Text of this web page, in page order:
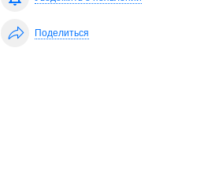
Поделиться